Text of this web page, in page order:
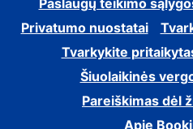
Paslaugų teikimo
Privatumo nuostatai
Tvarkykite
Šiuolaikinės
Pareiškimas dėl
Apie